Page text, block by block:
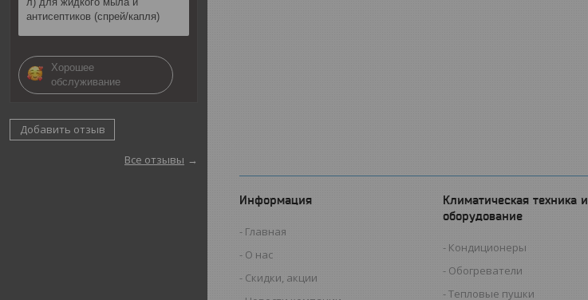
антисептиков (спрей/капля)
Хорошее
обслуживание
Добавить отзыв
Все отзывы
Информация
Главная
О нас
Скидки, акции
Климатическая техника и
оборудование
Кондиционеры
Обогреватели
Тепловые пушки